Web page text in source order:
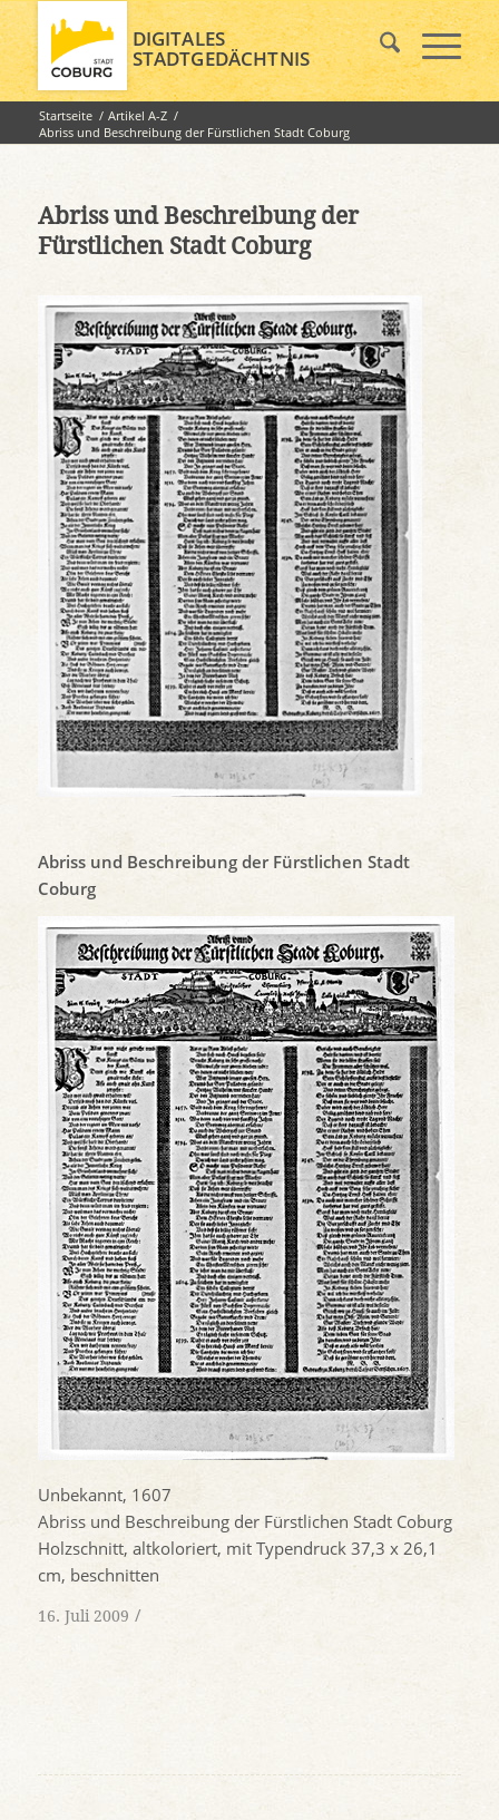
DIGITALES
STADTGEDÄCHTNIS
Startseite / Artikel A-Z /
Abriss und Beschreibung der Fürstlichen Stadt Coburg
Abriss und Beschreibung der
Fürstlichen Stadt Coburg
Abriss und Beschreibung der Fürstlichen Stadt
Coburg
Unbekannt, 1607
Abriss und Beschreibung der Fürstlichen Stadt Coburg
Holzschnitt, altkoloriert, mit Typendruck 37,3 x 26,1
cm, beschnitten
16. Juli 2009 /